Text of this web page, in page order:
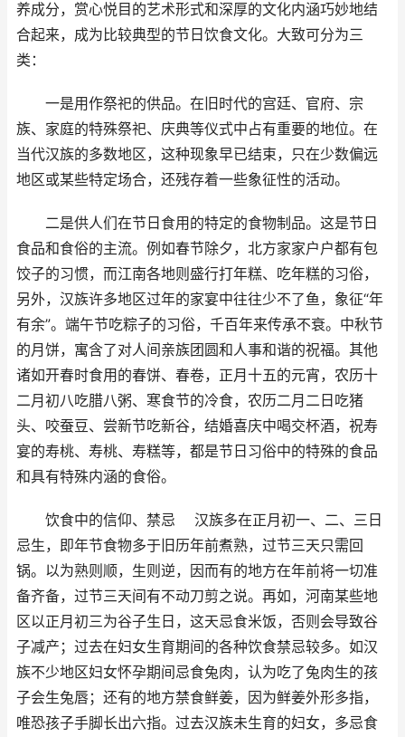
养成分，赏心悦目的艺术形式和深厚的文化内涵巧妙地结
合起来，成为比较典型的节日饮食文化。大致可分为三
类：
一是用作祭祀的供品。在旧时代的宫廷、官府、宗
族、家庭的特殊祭祀、庆典等仪式中占有重要的地位。在
当代汉族的多数地区，这种现象早已结束，只在少数偏远
地区或某些特定场合，还残存着一些象征性的活动。
二是供人们在节日食用的特定的食物制品。这是节日
食品和食俗的主流。例如春节除夕，北方家家户户都有包
饺子的习惯，而江南各地则盛行打年糕、吃年糕的习俗，
另外，汉族许多地区过年的家宴中往往少不了鱼，象征“年
有余”。端午节吃粽子的习俗，千百年来传承不衰。中秋节
的月饼，寓含了对人间亲族团圆和人事和谐的祝福。其他
诸如开春时食用的春饼、春卷，正月十五的元宵，农历十
二月初八吃腊八粥、寒食节的冷食，农历二月二日吃猪
头、咬蚕豆、尝新节吃新谷，结婚喜庆中喝交杯酒，祝寿
宴的寿桃、寿桃、寿糕等，都是节日习俗中的特殊的食品
和具有特殊内涵的食俗。
饮食中的信仰、禁忌 汉族多在正月初一、二、三日
忌生，即年节食物多于旧历年前煮熟，过节三天只需回
锅。以为熟则顺，生则逆，因而有的地方在年前将一切准
备齐备，过节三天间有不动刀剪之说。再如，河南某些地
区以正月初三为谷子生日，这天忌食米饭，否则会导致谷
子减产；过去在妇女生育期间的各种饮食禁忌较多。如汉
族不少地区妇女怀孕期间忌食兔肉，认为吃了兔肉生的孩
子会生兔唇；还有的地方禁食鲜姜，因为鲜姜外形多指，
唯恐孩子手脚长出六指。过去汉族未生育的妇女，多忌食